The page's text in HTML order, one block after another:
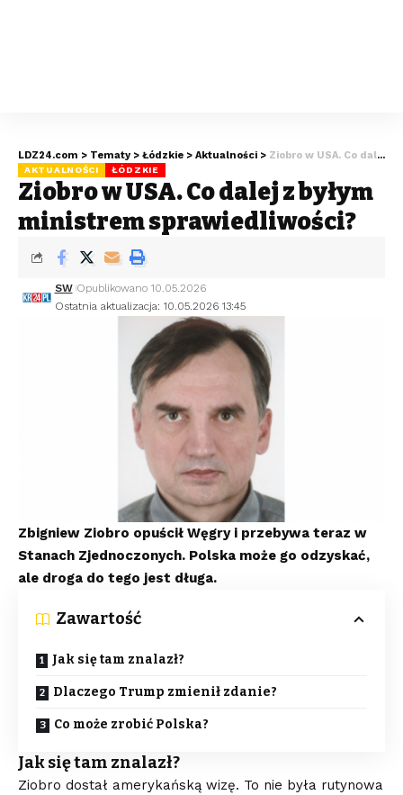
LDZ24.com > Tematy > Łódzkie > Aktualności > Ziobro w USA. Co dalej z byłym ministrem sprawiedliwości?
AKTUALNOŚCI ŁÓDZKIE
Ziobro w USA. Co dalej z byłym
ministrem sprawiedliwości?
Ostatnia aktualizacja: 10.05.2026 13:45
SW Opublikowano 10.05.2026
Zbigniew Ziobro opuścił Węgry i przebywa teraz w
Stanach Zjednoczonych. Polska może go odzyskać,
ale droga do tego jest długa.
Zawartość
Jak się tam znalazł?
Dlaczego Trump zmienił zdanie?
Co może zrobić Polska?
Jak się tam znalazł?
Ziobro dostał amerykańską wizę. To nie była rutynowa